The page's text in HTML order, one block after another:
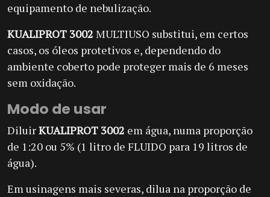
equipamento de nebulização.
KUALIPROT 3002 MULTIUSO substitui, em certos
casos, os óleos protetivos e, dependendo do
ambiente coberto pode proteger mais de 6 meses
sem oxidação.
Modo de usar
DiluirKUALIPROT 3002 em água, numa proporção
de 1:20 ou 5% (1 litro de FLUIDO para 19 litros de
água).
Em usinagens mais severas, dilua na proporção de